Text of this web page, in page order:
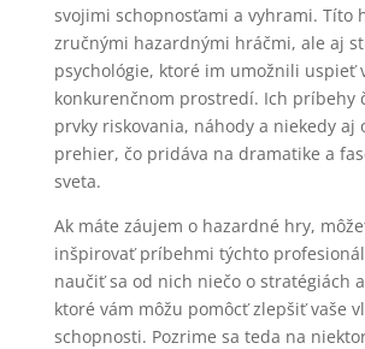
svojimi schopnosťami a vyhrami. Títo
zručnými hazardnými hráčmi, ale aj
psychológie, ktoré im umožnili uspieť
konkurenčnom prostredí. Ich príbehy
prvky riskovania, náhody a niekedy aj
prehier, čo pridáva na dramatike a
sveta.
Ak máte záujem o hazardné hry,
inšpirovať príbehmi týchto
naučiť sa od nich niečo o stratégiách
ktoré vám môžu pomôcť zlepšiť vaše
schopnosti. Pozrime sa teda na